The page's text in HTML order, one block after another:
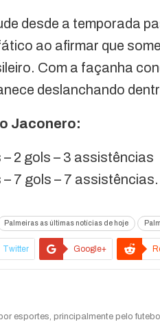
desde a temporada
ao afirmar que
Com a façanha
deslanchando
Jaconero:
2 gols – 3 assistências
7 gols – 7 assistências.
Palmeiras as últimas notícias de hoje
Twitter Google+
esportes, principalmente pelo